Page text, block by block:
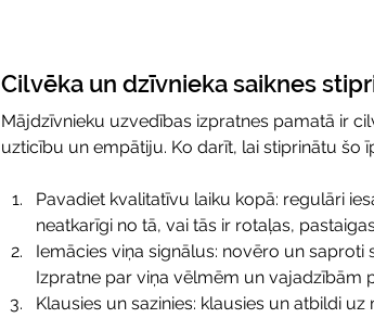
Cilvēka un dzīvnieka saiknes
Mājdzīvnieku uzvedības izpratnes pamatā ir
uzticību un empātiju. Ko darīt, lai stiprinātu šo
Pavadiet kvalitatīvu laiku kopā: regulāri
neatkarīgi no tā, vai tās ir rotaļas,
Iemācies viņa signālus: novēro un
Izpratne par viņa vēlmēm un vajadzībām
Klausies un sazinies: klausies un atbildi